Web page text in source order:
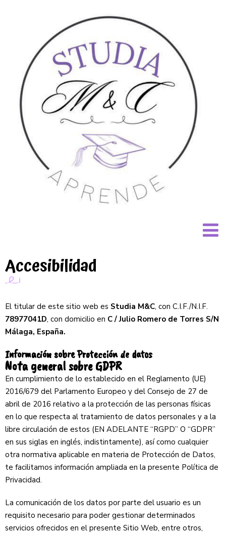
Accesibilidad
El titular de este sitio web es Studia M&C, con C.I.F./N.I.F.
78977041D, con domicilio en C / Julio Romero de Torres S/N
Málaga, España.
Información sobre Protección de datos
Nota general sobre GDPR
En cumplimiento de lo establecido en el Reglamento (UE)
2016/679 del Parlamento Europeo y del Consejo de 27 de
abril de 2016 relativo a la protección de las personas físicas
en lo que respecta al tratamiento de datos personales y a la
libre circulación de estos (EN ADELANTE “RGPD” O “GDPR”
en sus siglas en inglés, indistintamente), así como cualquier
otra normativa aplicable en materia de Protección de Datos,
te facilitamos información ampliada en la presente Política de
Privacidad.
La comunicación de los datos por parte del usuario es un
requisito necesario para poder gestionar determinados
servicios ofrecidos en el presente Sitio Web, entre otros,